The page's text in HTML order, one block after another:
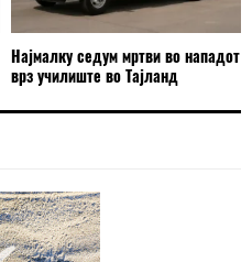
Најмалку седум мртви во нападот
врз училиште во Тајланд